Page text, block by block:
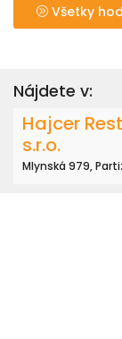
Všetky
Nájdete v:
Hajcer
s.r.o.
Mlynská 979,